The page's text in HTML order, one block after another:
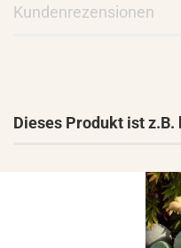
Kundenrezensionen
Dieses Produkt ist